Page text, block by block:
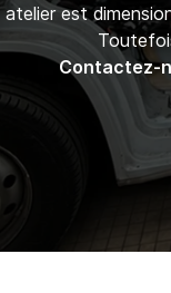
est
Contactez-